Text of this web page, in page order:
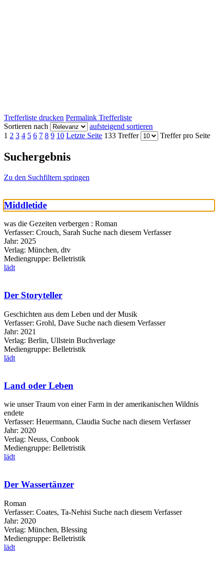
Trefferliste drucken Permalink Trefferliste
Sortieren nach
aufsteigend sortieren
1 2 3 4 5 6 7 8 9 10 Letzte Seite 133 Treffer Treffer pro Seite
Suchergebnis
Zu den Suchfiltern springen
Middletide
was die Gezeiten verbergen : Roman
Verfasser: Crouch, Sarah Suche nach diesem Verfasser
Jahr: 2025
Verlag: München, dtv
Mediengruppe: Belletristik
lädt
Der Storyteller
Geschichten aus dem Leben und der Musik
Verfasser: Grohl, Dave Suche nach diesem Verfasser
Jahr: 2021
Verlag: Berlin, Ullstein Buchverlage
Mediengruppe: Belletristik
lädt
Land oder Leben
wie unser Traum von einer Farm in der amerikanischen Wildnis
endete
Verfasser: Heuermann, Claudia Suche nach diesem Verfasser
Jahr: 2020
Verlag: Neuss, Conbook
Mediengruppe: Belletristik
lädt
Der Wassertänzer
Roman
Verfasser: Coates, Ta-Nehisi Suche nach diesem Verfasser
Jahr: 2020
Verlag: München, Blessing
Mediengruppe: Belletristik
lädt